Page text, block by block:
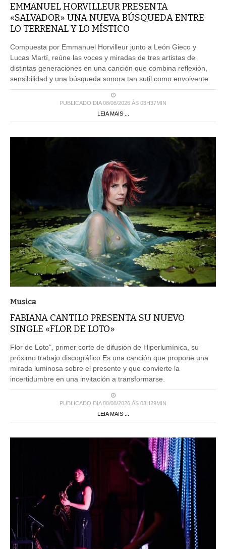
EMMANUEL HORVILLEUR PRESENTA
«SALVADOR» UNA NUEVA BÚSQUEDA ENTRE
LO TERRENAL Y LO MÍSTICO
Compuesta por Emmanuel Horvilleur junto a León Gieco y
Lucas Martí, reúne las voces y miradas de tres artistas de
distintas generaciones en una canción que combina reflexión,
sensibilidad y una búsqueda sonora tan sutil como envolvente.
PUBLICADO DIA 08/08/2026 ÀS 03H37MIN
LEIA MAIS ...
Musica
FABIANA CANTILO PRESENTA SU NUEVO
SINGLE «FLOR DE LOTO»
Flor de Loto", primer corte de difusión de Hiperlumínica, su
próximo trabajo discográfico.Es una canción que propone una
mirada luminosa sobre el presente y que convierte la
incertidumbre en una invitación a transformarse.
PUBLICADO DIA 08/08/2026 ÀS 03H29MIN
LEIA MAIS ...